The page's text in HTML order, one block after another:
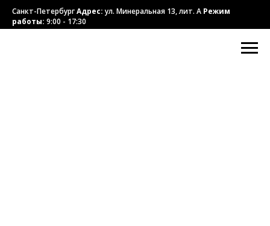
Санкт-ПетербургАдрес:ул. Минеральная 13, лит. А Режим
работы: 9:00 - 17:30